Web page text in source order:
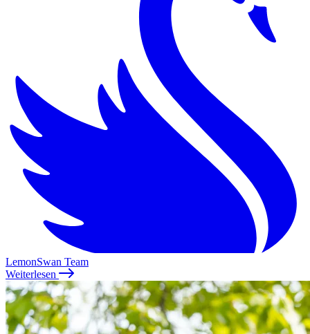
LemonSwan Team
Weiterlesen